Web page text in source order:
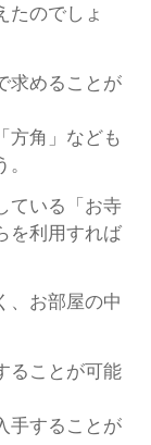
たのでしょ
求めることが
方角」なども
ている「お寺
を利用すれば
、お部屋の中
ることが可能
手することが